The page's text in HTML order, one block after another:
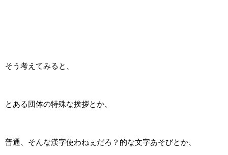
そう考えてみると、
とある団体の特殊な挨拶とか、
普通、そんな漢字使わねぇだろ？的な文字あそびとか、